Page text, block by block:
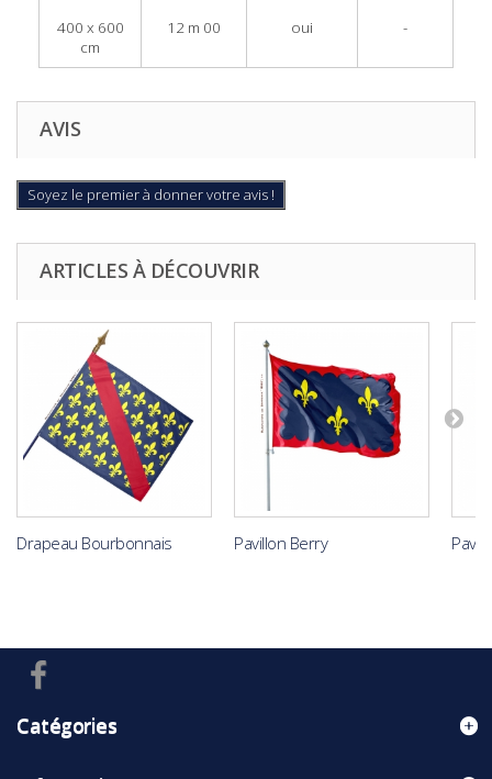
400 x 600
cm
12 m 00 oui -
AVIS
Soyez le premier à donner votre avis !
ARTICLES À DÉCOUVRIR
Drapeau Bourbonnais Pavillon Berry
Catégories